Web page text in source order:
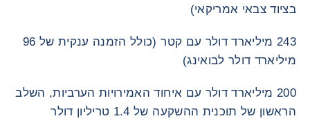
בציוד צבאי אמריקאי)
243 מיליארד דולר עם קטר (כולל הזמנה ענקית של 96
מיליארד דולר לבואינג)
200 מיליארד דולר עם איחוד האמירויות הערביות, השלב
הראשון של תוכנית ההשקעה של 1.4 טריליון דולר